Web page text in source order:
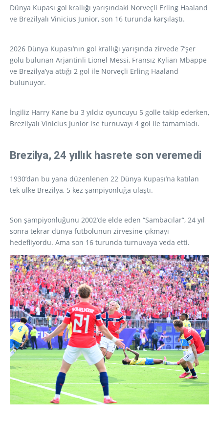
Dünya Kupası gol krallığı yarışındaki Norveçli Erling Haaland
ve Brezilyalı Vinicius Junior, son 16 turunda karşılaştı.
2026 Dünya Kupası’nın gol krallığı yarışında zirvede 7’şer
golü bulunan Arjantinli Lionel Messi, Fransız Kylian Mbappe
ve Brezilya’ya attığı 2 gol ile Norveçli Erling Haaland
bulunuyor.
İngiliz Harry Kane bu 3 yıldız oyuncuyu 5 golle takip ederken,
Brezilyalı Vinicius Junior ise turnuvayı 4 gol ile tamamladı.
Brezilya, 24 yıllık hasrete son veremedi
1930’dan bu yana düzenlenen 22 Dünya Kupası’na katılan
tek ülke Brezilya, 5 kez şampiyonluğa ulaştı.
Son şampiyonluğunu 2002’de elde eden “Sambacılar”, 24 yıl
sonra tekrar dünya futbolunun zirvesine çıkmayı
hedefliyordu. Ama son 16 turunda turnuvaya veda etti.